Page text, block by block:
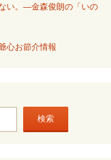
い。―金森俊朗の「いの
心お節介情報
検索